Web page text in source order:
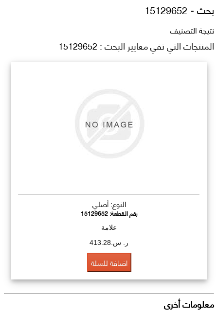
بحث - 15129652
نتيجة التصنيف
المنتجات التي تفي معايير البحث : 15129652
النوع: أصلي
رقم القطعة:15129652
علامة
ر. س.413.28
اضافة للسلة
معلومات أخرى